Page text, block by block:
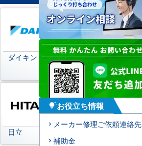
ダイキン
日本キヤリア
(旧:東芝キヤリア)
日立 三菱重工
tips_and_updatesお役立ち情報
メーカー修理ご依頼連絡先
補助金